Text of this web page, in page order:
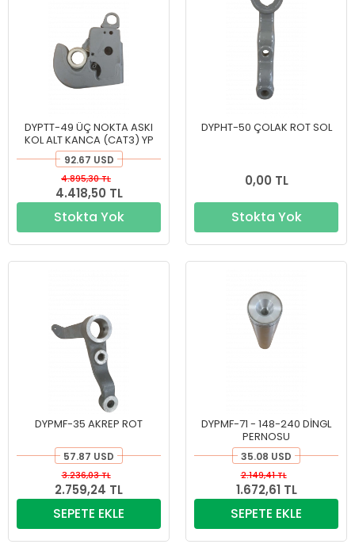
DYPTT-49 ÜÇ NOKTA ASKI
KOL ALT KANCA (CAT3) YP
92.67 USD
4.418,50 TL
4.895,30 TL
Stokta Yok
DYPHT-50 ÇOLAK ROT SOL
0,00 TL
Stokta Yok
DYPMF-35 AKREP ROT
57.87 USD
2.759,24 TL
3.236,03 TL
SEPETE EKLE
DYPMF-71 - 148-240 DİNGL
PERNOSU
35.08 USD
1.672,61 TL
2.149,41 TL
SEPETE EKLE